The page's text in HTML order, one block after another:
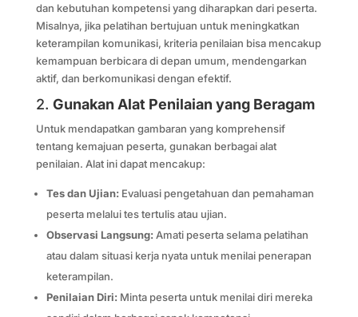
dan kebutuhan kompetensi yang diharapkan dari peserta.
Misalnya, jika pelatihan bertujuan untuk meningkatkan
keterampilan komunikasi, kriteria penilaian bisa mencakup
kemampuan berbicara di depan umum, mendengarkan
aktif, dan berkomunikasi dengan efektif.
2. Gunakan Alat Penilaian yang Beragam
Untuk mendapatkan gambaran yang komprehensif
tentang kemajuan peserta, gunakan berbagai alat
penilaian. Alat ini dapat mencakup:
Tes dan Ujian: Evaluasi pengetahuan dan pemahaman
peserta melalui tes tertulis atau ujian.
Observasi Langsung: Amati peserta selama pelatihan
atau dalam situasi kerja nyata untuk menilai penerapan
keterampilan.
Penilaian Diri: Minta peserta untuk menilai diri mereka